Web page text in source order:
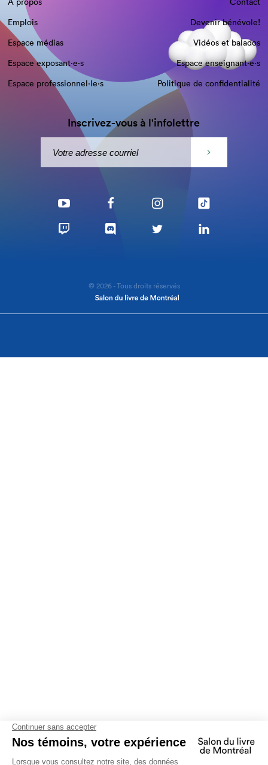
Emplois
Devenir bénévole!
Espace médias
Vidéos et balados
Espace exposant·e⋅s
Espace enseignant·e⋅s
Espace professionnel·le⋅s
Politique de confidentialité
Inscrivez-vous à l'infolettre
© 2026 - Tous droits réservés